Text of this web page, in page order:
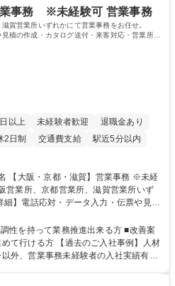
りながら広報関連業務を行っておりま
業事務 ※未経験可 営業事務
賀営業所いずれかにて営業事務をお任せ。
積の作成・カタログ送付・来客対応・営業所内
以上 未経験者歓迎
退職金あり
2日制 交通費支給
駅近5分以内
】電話応対・データ入力・伝票や見積
営業所内で発生する事務業務や業務改
です。業務システムがきちんと構築さ
れることができる環境です。また、
性を持って業務推進出来る方 ■改善案
て行ける方 【過去のご入社事例】人材
外、営業事務未経験者の入社実績有